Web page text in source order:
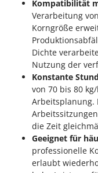
Tecla
TecnoGen
Tellarini Pompe
Telwin
Tenco
Tineco
Titania
Tornado
Tre Spade
Kompatibilität
Verarbeitung
Korngröße
Dichte
Nutzung der
Konstante
von 70 bis 80
Arbeitsplanung.
die Zeit
Geeignet für
professionelle
erlaubt